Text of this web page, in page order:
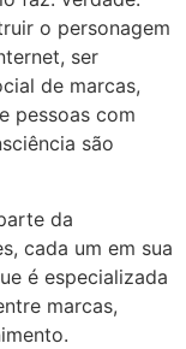
o personagem
ser
de marcas,
pessoas com
são
da
cada um em sua
é especializada
marcas,